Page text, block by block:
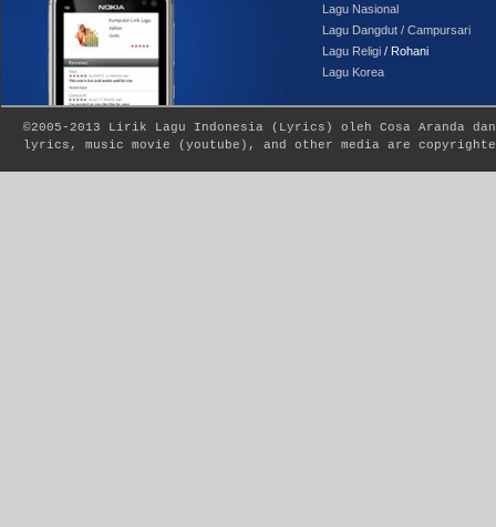
Lagu Nasional
Lagu Dangdut / Campursari
Lagu Religi / Rohani
Lagu Korea
©2005-2013 Lirik Lagu Indonesia ( Lyrics ) oleh Cosa Aranda
lyrics, music movie (youtube), and other media are